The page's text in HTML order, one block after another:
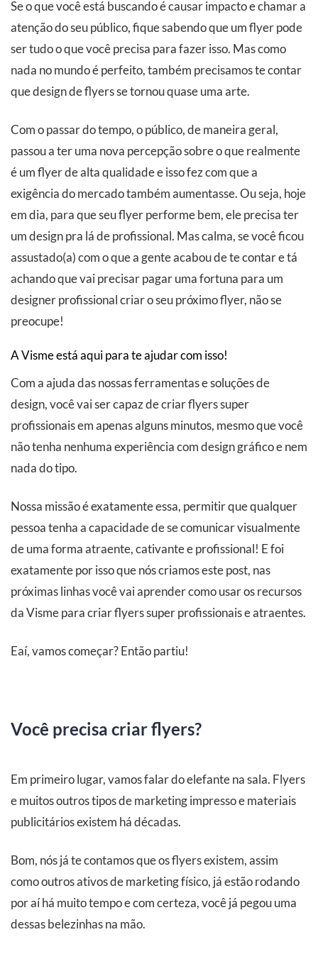
Se o que você está buscando é causar impacto e chamar a
atenção do seu público, fique sabendo que um flyer pode
ser tudo o que você precisa para fazer isso. Mas como
nada no mundo é perfeito, também precisamos te contar
que design de flyers se tornou quase uma arte.
Com o passar do tempo, o público, de maneira geral,
passou a ter uma nova percepção sobre o que realmente
é um flyer de alta qualidade e isso fez com que a
exigência do mercado também aumentasse. Ou seja, hoje
em dia, para que seu flyer performe bem, ele precisa ter
um design pra lá de profissional. Mas calma, se você ficou
assustado(a) com o que a gente acabou de te contar e tá
achando que vai precisar pagar uma fortuna para um
designer profissional criar o seu próximo flyer, não se
preocupe!
A Visme está aqui para te ajudar com isso!
Com a ajuda das nossas ferramentas e soluções de
design, você vai ser capaz de criar flyers super
profissionais em apenas alguns minutos, mesmo que você
não tenha nenhuma experiência com design gráfico e nem
nada do tipo.
Nossa missão é exatamente essa, permitir que qualquer
pessoa tenha a capacidade de se comunicar visualmente
de uma forma atraente, cativante e profissional! E foi
exatamente por isso que nós criamos este post, nas
próximas linhas você vai aprender como usar os recursos
da Visme para criar flyers super profissionais e atraentes.
Eaí, vamos começar? Então partiu!
Você precisa criar flyers?
Em primeiro lugar, vamos falar do elefante na sala. Flyers
e muitos outros tipos de marketing impresso e materiais
publicitários existem há décadas.
Bom, nós já te contamos que os flyers existem, assim
como outros ativos de marketing físico, já estão rodando
por aí há muito tempo e com certeza, você já pegou uma
dessas belezinhas na mão.